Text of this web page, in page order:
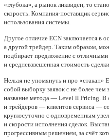
«глубока», а рынок ликвиден, то
скорость. Компания-поставщик
использования системы.
Другое отличие ECN заключается в
а другой трейдер. Таким образом,
подбирает предложение с
и средневзвешенная стоимость
Нельзя не упомянуть и про
собой выборку заявок с не более
название метода — Level II Pricing. В
и трейдеров — клиентов сервиса —
круглосуточно с одновременным
и скорости исполнения сделок.
прогрессивным решением, за счёт